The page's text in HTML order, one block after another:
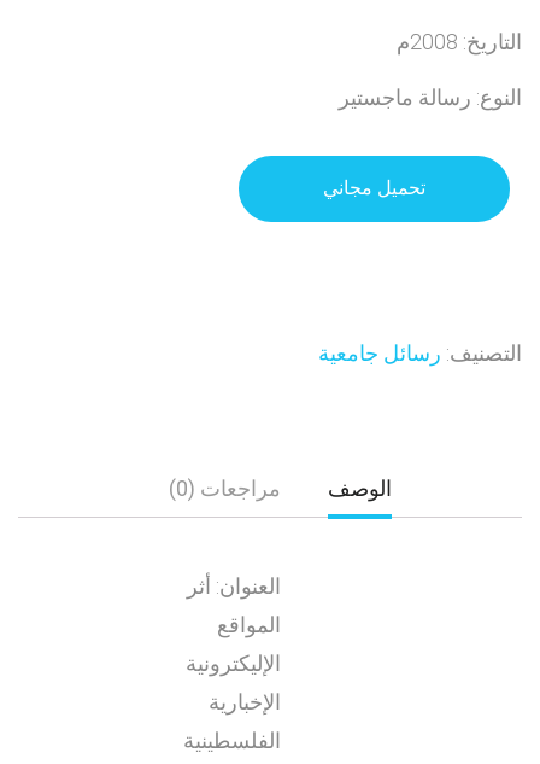
التاريخ: 2008م
النوع: رسالة ماجستير
تحميل مجاني
التصنيف: رسائل جامعية
الوصف مراجعات (0)
العنوان: أثر
المواقع
الإليكترونية
الإخبارية
الفلسطينية